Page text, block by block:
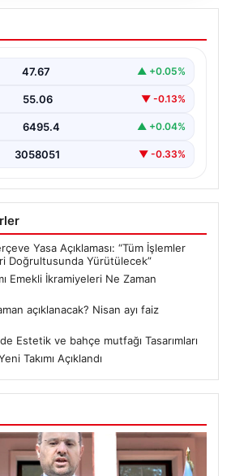
Emekli
Zaman Ödenecek?
gözü kulağı bayram
47.67 ▲ +0.05%
55.06 ▼ -0.13%
6495.4 ▲ +0.04%
3058051 ▼ -0.33%
Yasa Açıklaması: “Tüm İşlemler
Doğrultusunda Yürütülecek”
Emekli İkramiyeleri Ne Zaman
açıklanacak? Nisan ayı faiz
Estetik ve bahçe mutfağı Tasarımları
Takımı Açıklandı